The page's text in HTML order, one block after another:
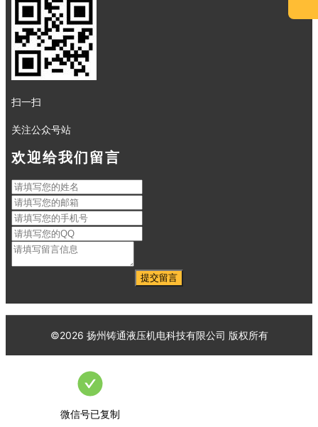
扫一扫
关注公众号站
欢迎给我们留言
©2026 扬州铸通液压机电科技有限公司 版权所有
微信号已复制